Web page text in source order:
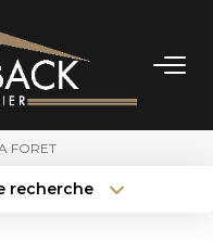
FORET
recherche